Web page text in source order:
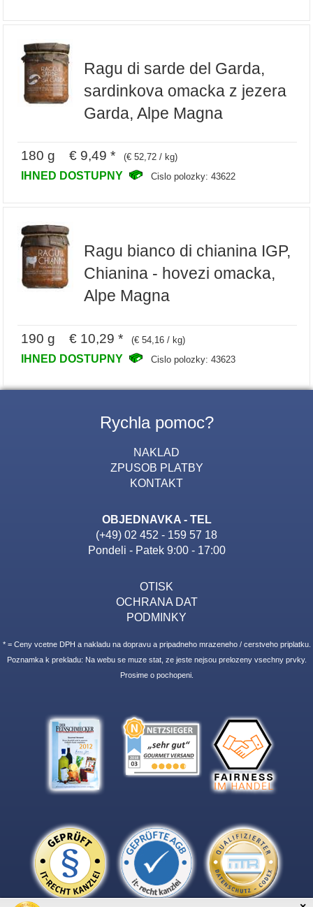
Ragu di sarde del Garda,
sardinkova omacka z jezera
Garda, Alpe Magna
180 g € 9,49 * (€ 52,72 / kg)
IHNED DOSTUPNY Cislo polozky: 43622
Ragu bianco di chianina IGP,
Chianina - hovezi omacka,
Alpe Magna
190 g € 10,29 * (€ 54,16 / kg)
IHNED DOSTUPNY Cislo polozky: 43623
Rychla pomoc?
NAKLAD
ZPUSOB PLATBY
KONTAKT
OBJEDNAVKA - TEL
(+49) 02 452 - 159 57 18
Pondeli - Patek 9:00 - 17:00
OTISK
OCHRANA DAT
PODMINKY
* = Ceny vcetne DPH a nakladu na dopravu a pripadneho mrazeneho / cerstveho priplatku.
Poznamka k prekladu: Na webu se muze stat, ze jeste nejsou prelozeny vsechny prvky.
Prosime o pochopeni.